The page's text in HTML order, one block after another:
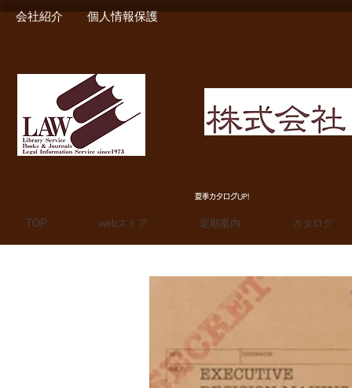
会社紹介 個人情報保護
夏季カタログUP!
TOP webストア 定期案内 カタログ